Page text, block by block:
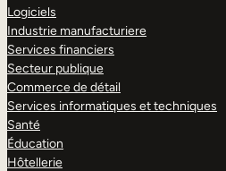
Logiciels
Industrie manufacturiere
Services financiers
Secteur publique
Commerce de détail
Services informatiques et techniques
Santé
Éducation
Hôtellerie